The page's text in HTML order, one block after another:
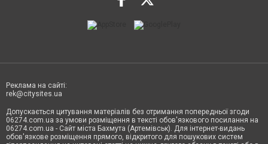
Реклама на сайті:
rek@citysites.ua
Допускається цитування матеріалів без отримання попередньої згоди
06274.com.ua за умови розміщення в тексті обов'язкового посилання на
06274.com.ua - Сайт міста Бахмута (Артемівськ). Для інтернет-видань
обов'язкове розміщення прямого, відкритого для пошукових систем